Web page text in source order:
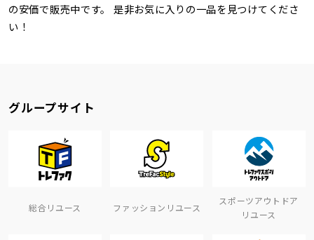
の安価で販売中です。 是非お気に入りの一品を見つけてくださ
い！
グループサイト
総合リユース ファッションリユース
スポーツアウトドア
リユース